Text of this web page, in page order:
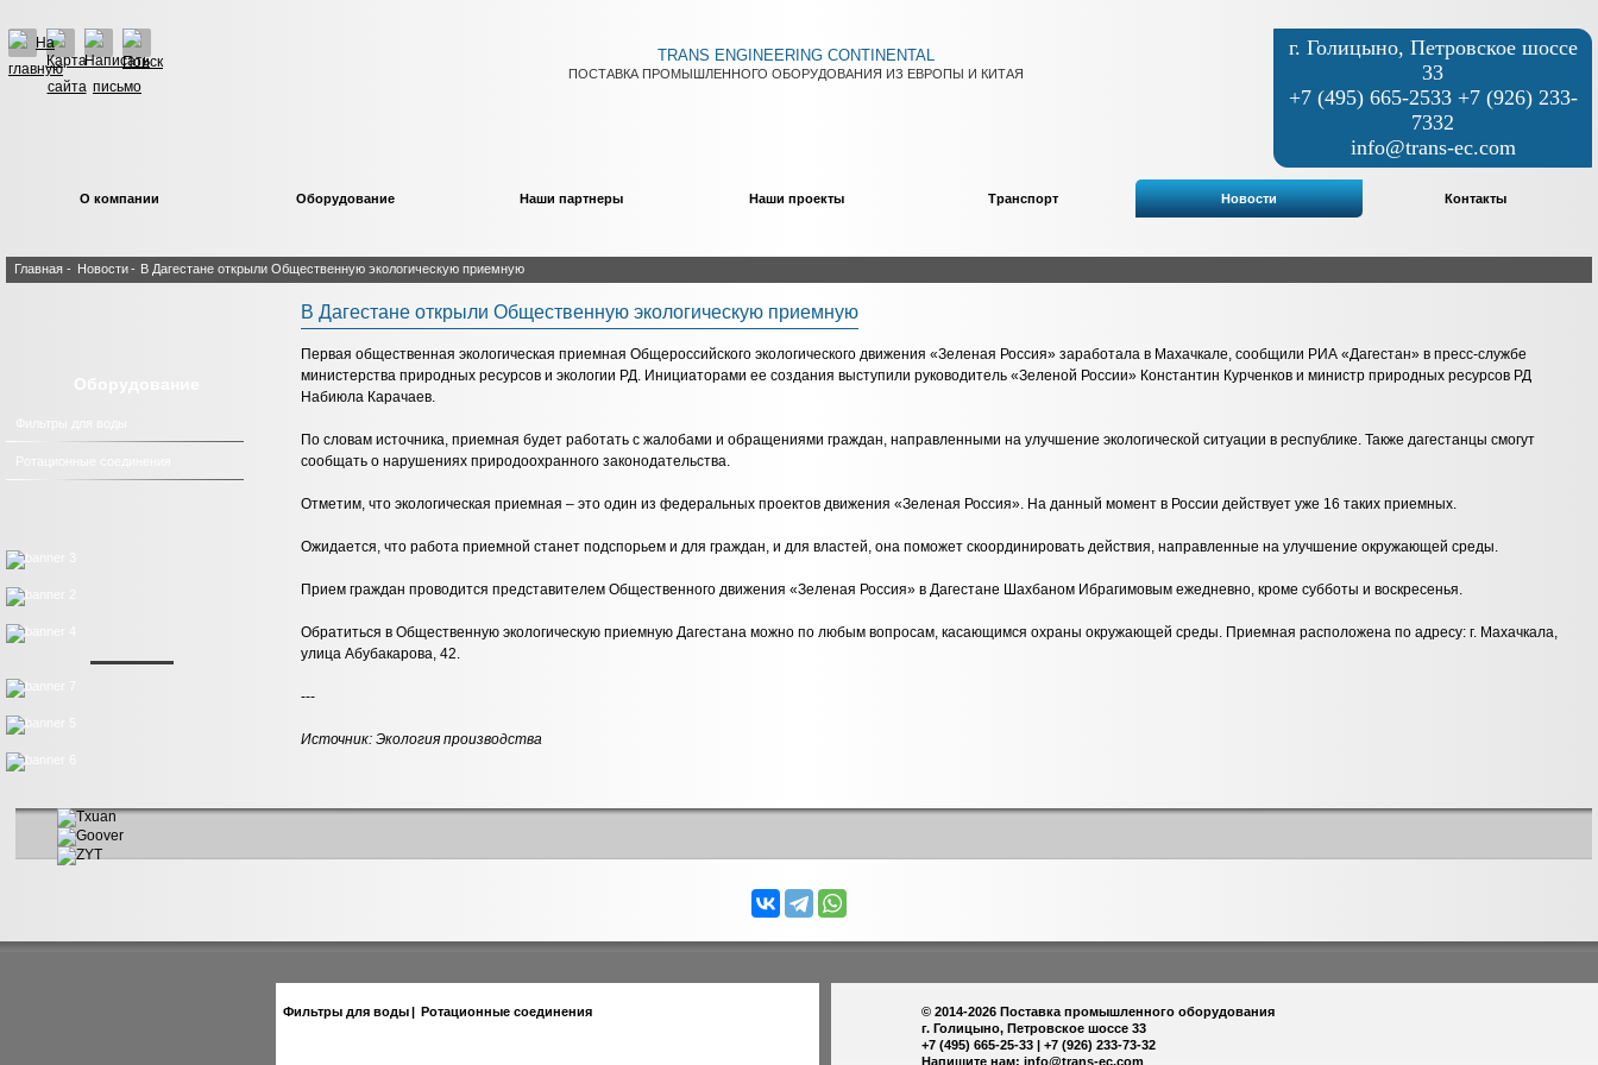
TRANS ENGINEERING CONTINENTAL
ПОСТАВКА ПРОМЫШЛЕННОГО ОБОРУДОВАНИЯ ИЗ ЕВРОПЫ И КИТАЯ
г. Голицыно, Петровское шоссе
33
+7 (495) 665-2533 +7 (926) 233-
7332
info@trans-ec.com
О компании Оборудование Наши партнеры Наши проекты Транспорт Новости Контакты
Главная - Новости-В Дагестане открыли Общественную экологическую приемную
В Дагестане открыли Общественную экологическую приемную
Первая общественная экологическая приемная Общероссийского экологического движения «Зеленая Россия» заработала в Махачкале, сообщили РИА «Дагестан» в пресс-службе
министерства природных ресурсов и экологии РД. Инициаторами ее создания выступили руководитель «Зеленой России» Константин Курченков и министр природных ресурсов РД
Набиюла Карачаев.
По словам источника, приемная будет работать с жалобами и обращениями граждан, направленными на улучшение экологической ситуации в республике. Также дагестанцы смогут
сообщать о нарушениях природоохранного законодательства.
Отметим, что экологическая приемная – это один из федеральных проектов движения «Зеленая Россия». На данный момент в России действует уже 16 таких приемных.
Ожидается, что работа приемной станет подспорьем и для граждан, и для властей, она поможет скоординировать действия, направленные на улучшение окружающей среды.
Прием граждан проводится представителем Общественного движения «Зеленая Россия» в Дагестане Шахбаном Ибрагимовым ежедневно, кроме субботы и воскресенья.
Обратиться в Общественную экологическую приемную Дагестана можно по любым вопросам, касающимся охраны окружающей среды. Приемная расположена по адресу: г. Махачкала,
улица Абубакарова, 42.
---
Источник:Экология производства
Фильтры для воды| Ротационные соединения © 2014-2026 Поставка промышленного оборудования
г. Голицыно, Петровское шоссе 33
+7 (495) 665-25-33 | +7 (926) 233-73-32
Напишите нам: info@trans-ec.com